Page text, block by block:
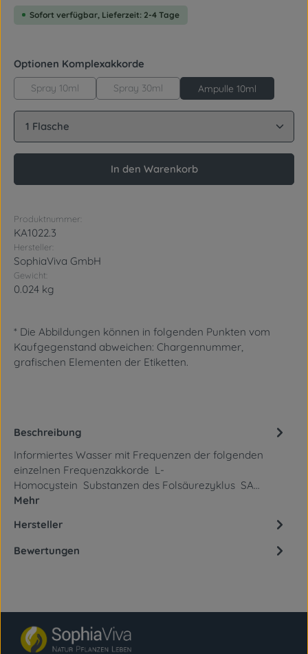
Sofort verfügbar, Lieferzeit: 2-4 Tage
Optionen Komplexakkorde
Spray 10ml Spray 30ml Ampulle 10ml
Produkt Anzahl: Gib den gewünschten Wert ein
In den Warenkorb
Produktnummer:
KA1022.3
Hersteller:
SophiaViva GmbH
Gewicht:
0.024 kg
* Die Abbildungen können in folgenden Punkten vom
Kaufgegenstand abweichen: Chargennummer,
grafischen Elementen der Etiketten.
Beschreibung
Informiertes Wasser mit Frequenzen der folgenden
einzelnen Frequenzakkorde L-
Homocystein Substanzen des Folsäurezyklus SA…
Mehr
Hersteller
Bewertungen